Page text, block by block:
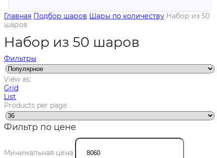
Главная Подбор шаров Шары по количеству Набор из 50
шаров
Набор из 50 шаров
Фильтры
View as:
Grid
List
Products per page
Фильтр по цене
Минимальная цена